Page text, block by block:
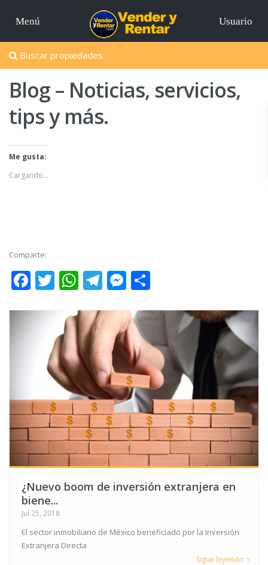
Menú Usuario
Buscar propiedades
Blog – Noticias, servicios,
tips y más.
Me gusta:
Cargando...
Comparte:
Facebook
Twitter
WhatsApp
Telegram
Messenger
¿Nuevo boom de inversión extranjera en
biene...
Jul 25, 2018
El sector inmobiliario de México beneficiado por la Inversión
Extranjera Directa
Sigue leyendo